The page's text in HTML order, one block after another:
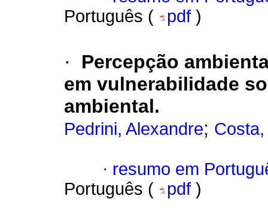
Português (
pdf )
·
Percepção
em vulnerabilidade
ambiental.
Pedrini, Alexandre;
· resumo em
Português (
pdf )